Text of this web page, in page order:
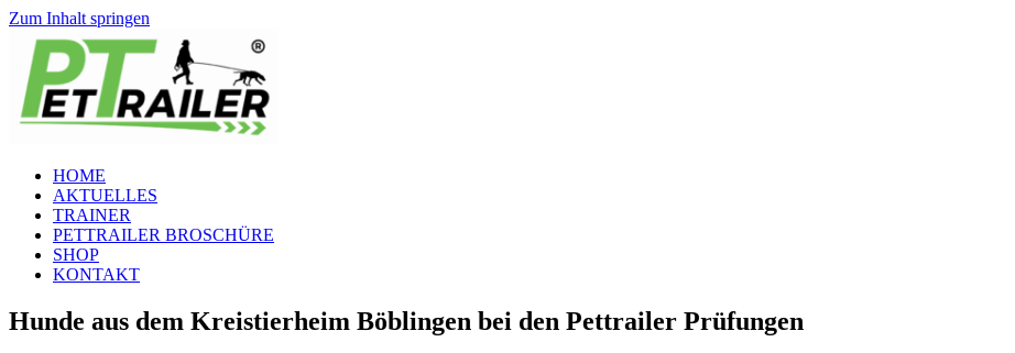
Zum Inhalt springen
HOME
AKTUELLES
TRAINER
PETTRAILER BROSCHÜRE
SHOP
KONTAKT
Hunde aus dem Kreistierheim Böblingen bei den Pettrailer Prüfungen